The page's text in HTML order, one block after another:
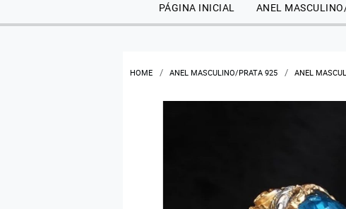
PÁGINA INICIAL ANEL
HOME ANEL MASCULINO/PRATA 925 ANEL